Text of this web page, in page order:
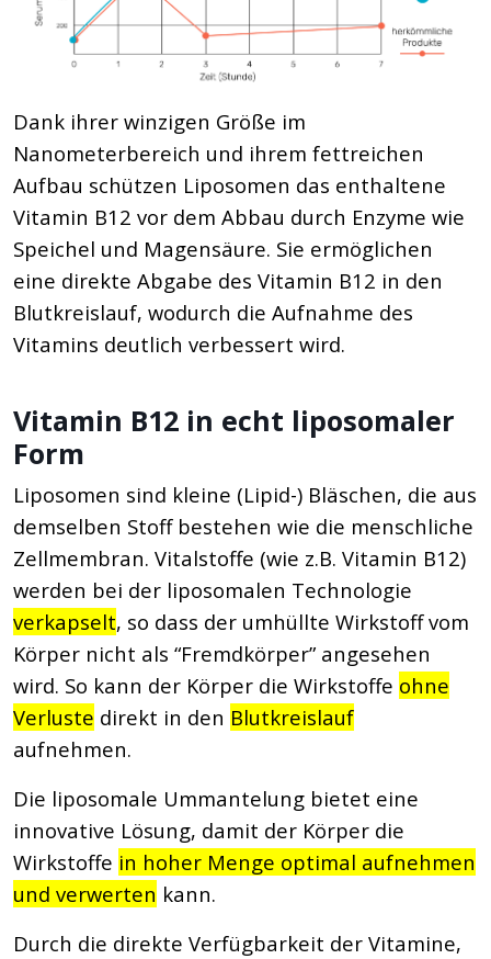
Dank ihrer winzigen Größe im
Nanometerbereich und ihrem fettreichen
Aufbau schützen Liposomen das enthaltene
Vitamin B12 vor dem Abbau durch Enzyme wie
Speichel und Magensäure. Sie ermöglichen
eine direkte Abgabe des Vitamin B12 in den
Blutkreislauf, wodurch die Aufnahme des
Vitamins deutlich verbessert wird.
Vitamin B12 in echt liposomaler
Form
Liposomen sind kleine (Lipid-) Bläschen, die aus
demselben Stoff bestehen wie die menschliche
Zellmembran. Vitalstoffe (wie z.B. Vitamin B12)
werden bei der liposomalen Technologie
verkapselt, so dass der umhüllte Wirkstoff vom
Körper nicht als “Fremdkörper” angesehen
wird. So kann der Körper die Wirkstoffe ohne
Verluste direkt in den Blutkreislauf
aufnehmen.
Die liposomale Ummantelung bietet eine
innovative Lösung, damit der Körper die
Wirkstoffe in hoher Menge optimal aufnehmen
und verwerten kann.
Durch die direkte Verfügbarkeit der Vitamine,